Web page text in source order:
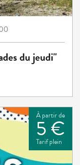
du jeudi"
À partir de
5 €
Tarif plein